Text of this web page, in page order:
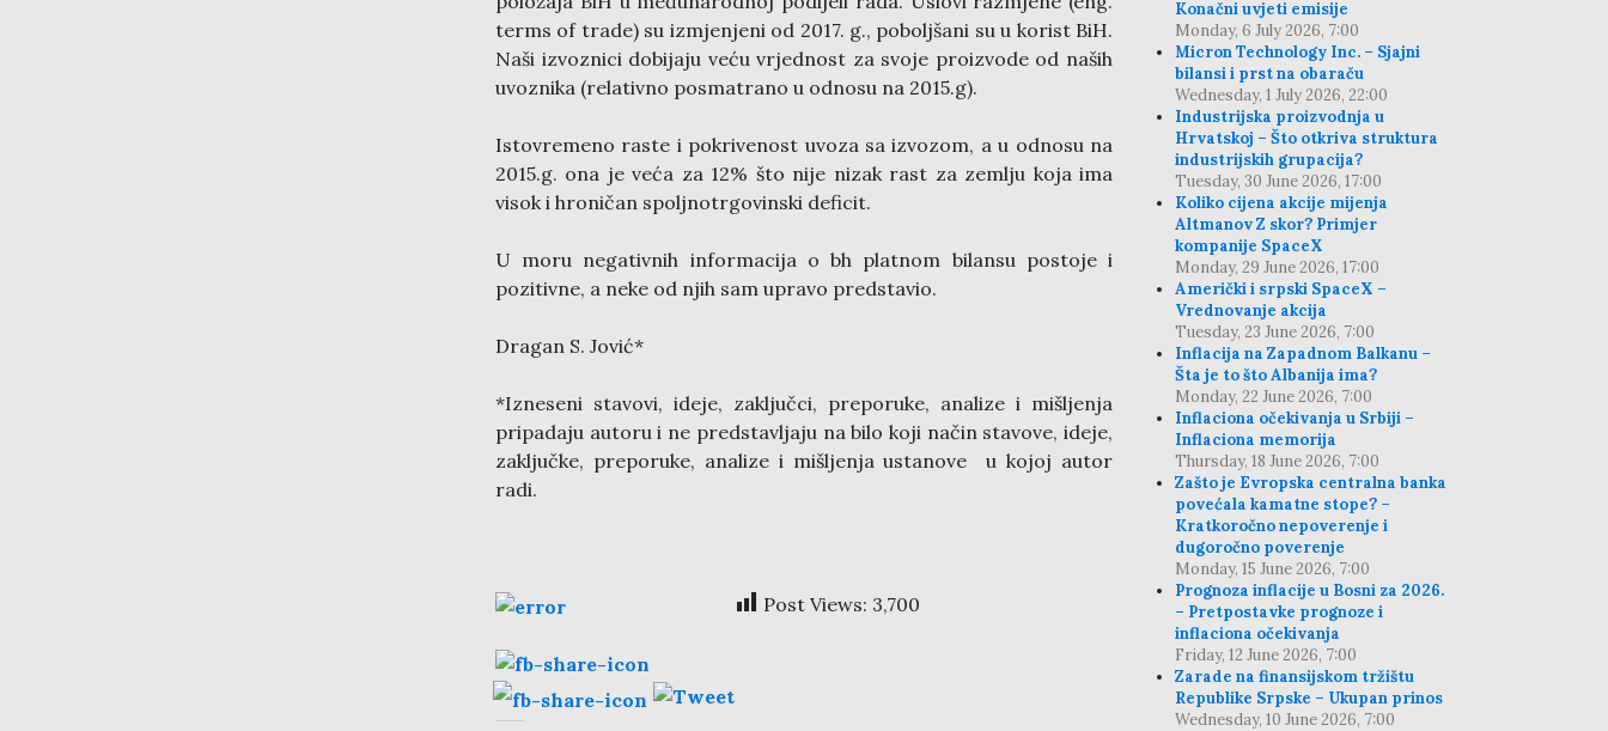
terms of trade) su izmjenjeni od 2017. g., poboljšani su u korist BiH.
Naši izvoznici dobijaju veću vrjednost za svoje proizvode od naših
uvoznika (relativno posmatrano u odnosu na 2015.g).
Istovremeno raste i pokrivenost uvoza sa izvozom, a u odnosu na
2015.g. ona je veća za 12% što nije nizak rast za zemlju koja ima
visok i hroničan spoljnotrgovinski deficit.
U moru negativnih informacija o bh platnom bilansu postoje i
pozitivne, a neke od njih sam upravo predstavio.
Dragan S. Jović*
*Izneseni stavovi, ideje, zaključci, preporuke, analize i mišljenja
pripadaju autoru i ne predstavljaju na bilo koji način stavove, ideje,
zaključke, preporuke, analize i mišljenja ustanove u kojoj autor
radi.
Post Views: 3,700
Konačni uvjeti emisije
Monday, 6 July 2026, 7:00
Micron Technology Inc. – Sjajni
bilansi i prst na obaraču
Wednesday, 1 July 2026, 22:00
Industrijska proizvodnja u
Hrvatskoj – Što otkriva struktura
industrijskih grupacija?
Tuesday, 30 June 2026, 17:00
Koliko cijena akcije mijenja
Altmanov Z skor? Primjer
kompanije SpaceX
Monday, 29 June 2026, 17:00
Američki i srpski SpaceX –
Vrednovanje akcija
Tuesday, 23 June 2026, 7:00
Inflacija na Zapadnom Balkanu –
Šta je to što Albanija ima?
Monday, 22 June 2026, 7:00
Inflaciona očekivanja u Srbiji –
Inflaciona memorija
Thursday, 18 June 2026, 7:00
Zašto je Evropska centralna banka
povećala kamatne stope? –
Kratkoročno nepoverenje i
dugoročno poverenje
Monday, 15 June 2026, 7:00
Prognoza inflacije u Bosni za 2026.
– Pretpostavke prognoze i
inflaciona očekivanja
Friday, 12 June 2026, 7:00
Zarade na finansijskom tržištu
Republike Srpske – Ukupan prinos
Wednesday, 10 June 2026, 7:00